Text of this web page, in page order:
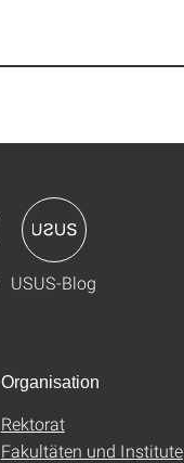
USUS-Blog
Organisation
Rektorat
Fakultäten und Institute